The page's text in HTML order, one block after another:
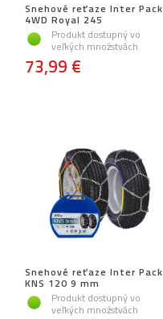
Snehové reťaze Inter Pack
4WD Royal 245
Produkt dostupný vo
veľkých množstvách
73,99 €
Snehové reťaze Inter Pack
KNS 120 9 mm
Produkt dostupný vo
veľkých množstvách